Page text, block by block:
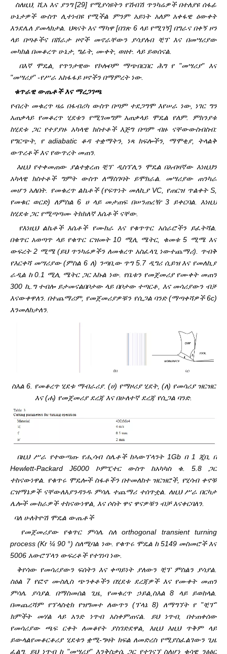
ስለዚህ, ሺአ እና ያንግ [29] የሚያሳዩትን የሽብሽ ጥንካሬዎች በተለያዩ ሰፋፊ
ሁኔታዎች ውስጥ ሊተነብዩ የሚችል ምንም አይነት አለም አቀፋዊ ዕውቀት
እንደሌለ ያመላክታል. ህጻናት እና ማካዋ [በገጽ 6 ላይ የሚገኝ] በግራና በቀኝ ዞን
ላይ በጣቶችና በሸራታ ዞኖች መኖራቸውን ያሳያሉበ ቺፕ እና በመሣሪያው
መካከል በመቆረጥ ሁኔታ, ግፊት, ሙቀት, ወዘተ. ላይ ይወሰናል.
በእኛ ሞዴል, የጥንታዊው የኮሎቦም ማጭበርበር ሕግ የ "መሣሪያ" እና
"መሣሪያ" -የሥራ አከፋፋይ ዞኖችን በማምረት ነው.
ቁጥራዊ ውጤቶች እና ማረጋገጫ
የብረት መቁረጥ ዛሬ በፋብሪካ ውስጥ በጣም ተደጋግሞ እየሠራ ነው, ነገር ግን
አጠቃላይ የመቆረጥ ሂደቱን የሚገመግም አጠቃላይ ሞዴል የለም. ምክንያቱ
ከሂደቱ ጋር የተያያዙ አካላዊ ክስተቶች እጅግ በጣም ብዙ ናቸውውስብስብ:
የግርጭት, የ adiabatic ቆዳ ተቋማትን, ነጻ ክፍሎችን, ማሞቂያ, ትላልቅ
ውጥረቶች እና የውጥረት መጠን.
እዚህ የተቀመጠው ያልተቋረጠ ቺፕ ዲስፕሊን ሞዴል በአብዛኛው እነዚህን
አካላዊ ክስተቶች ግምት ውስጥ ለማስገባት ይሞክራል. መሣሪያው ጠንካራ
መሆን አለበት. የመቁረጥ ልኬቶች (የፍጥነት መለኪያ VC, የጠርዝ ጥልቀት S,
የመቁር ወርድ) ለምስል 6 ሀ ላይ መታጠፍ በሠንጠረዥ 3 ይቀርባል. እነዚህ
ከሂደቱ ጋር የሚጣጣሙ ትክክለኛ እሴቶች ናቸው.
የእነዚህ ልኬቶች እሴቶች የሙከራ እና የቁጥጥር አሰራሮችን ይፈትሻል.
በቁጥር አወጣጥ ላይ የቁጥር ርዝመት 10 ሚሊ ሜትር, ቁመቱ 5 ሚሜ እና
ውፍረት 2 ሚሜ (ይህ ጥንካሬዎችን ለመቁረጥ አስፈላጊ ነውተጨማሪ). ጥብቅ
የእርቀሻ መሣሪያው (ምስል 6 ለ) ንጣቢው ጥግ ​​5.7 ዲግሪ ሲይዝ እና የመለኪያ
ራዲል ከ 0.1 ሚሊ ሜትር ጋር እኩል ነው. የቤቱን የመጀመሪያ የሙቀት መጠን
300 ኪ.ግ ተብሎ ይታመናልበቦታው ላይ በቦታው ተጣርቶ, እና መሳሪያውን ብቻ
እናውቀዋለን. በተጨማሪም, የመጀመሪያዎቹን የሲጋል ባንድ (ማጣቀሻዎች 6c)
እንመለከታለን.
ስእል 6. የመቆረጥ ሂደቱ ማብራሪያ. (ሀ) የማዞሪያ ሂደት, (ለ) የመሳሪያ ዝርዝር
እና (ሐ) የመጀመሪያ ደረጃ እና በሁለተኛ ደረጃ የሲጋል ባንድ.
በዚህ ሥራ የተውጣጡ የሒሳብ ስሌቶች ከኣውፕላንት 1Gb በ 1 ጂቢ በ
Hewlett-Packard J6000 ኮምፒተር ውስጥ ከአካካስ ቁ. 5.8 ጋር
ተከናውነዋል. የቁጥሩ ሞዴሎች ስፋቶችን በተመለከተ ዝርዝሮች, የሂሳብ ቀኖቹ
ርዝማኔዎች ናቸውለእያንዳንዱ ምሳሌ ተጨማሪ ተሰጥቷል. ለዚህ ሥራ በርካታ
ሌሎች ሙከራዎች ተከናውነዋል, እና ሶስት ዋና ዋናዎቹን ብቻ እናቀርባለን.
ባለ ሁለትዮሽ ሞዴል ውጤቶች
የመጀመሪያው የቁጥር ምሳሌ ስለ orthogonal transient turning
process (Kr ¼ 90 °) ስለሚባል ነው. የቁጥሩ ሞዴል ከ 5149 መስመሮች እና
5006 አውሮፕላን ውፍረቶች የተገነባ ነው.
ቅየሳው የመሳሪያውን ፍሰትን እና ቀጣይነት ያለውን ቺፕ ምስልን ያሳያል.
ስዕል 7 የፎኖ ሙስሊስ ጭንቀቶችን በሂደቱ ደረጃዎች እና የሙቀት መጠን
ምሳሌ ያሳያል. በማስመሰል ጊዜ, የመቁረጥ ኃይል, ስእል 8 ላይ ይወከላል.
በመጨረሻም የፕላስቲክ የዝግመተ ለውጥን (ፕላኔ 8) ለማግኘት የ "ቺፕ"
ክምችት መሃል ላይ አንድ ነጥብ አስቀምጠናል. ይህ ነጥብ, በተጠቀሰው
የመሳሪያው ጫፍ ርቀት ለመቆየት ያስገድደዋል, እዚህ እዚህ ጥቅም ላይ
ይውላልየመቆርቆሪያ ሂደቱን ቋሚ-ግዛት ክፍል ለመድረስ የሚያስፈልገውን ጊዜ
ፈልግ. ይህ ነጥብ ከ "መሣሪያ" እንቅስቃሴ ጋር የተገናኘ ስለሆነ ቁሳዊ ንፅፅር